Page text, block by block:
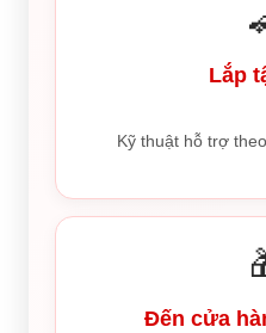
Lắp
Kỹ thuật hỗ trợ
Đến cửa